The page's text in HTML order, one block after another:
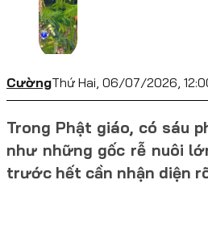
CườngThứ Hai, 06/07/2026,
Trong Phật giáo, có sáu
như những gốc rễ nuôi
trước hết cần nhận diện